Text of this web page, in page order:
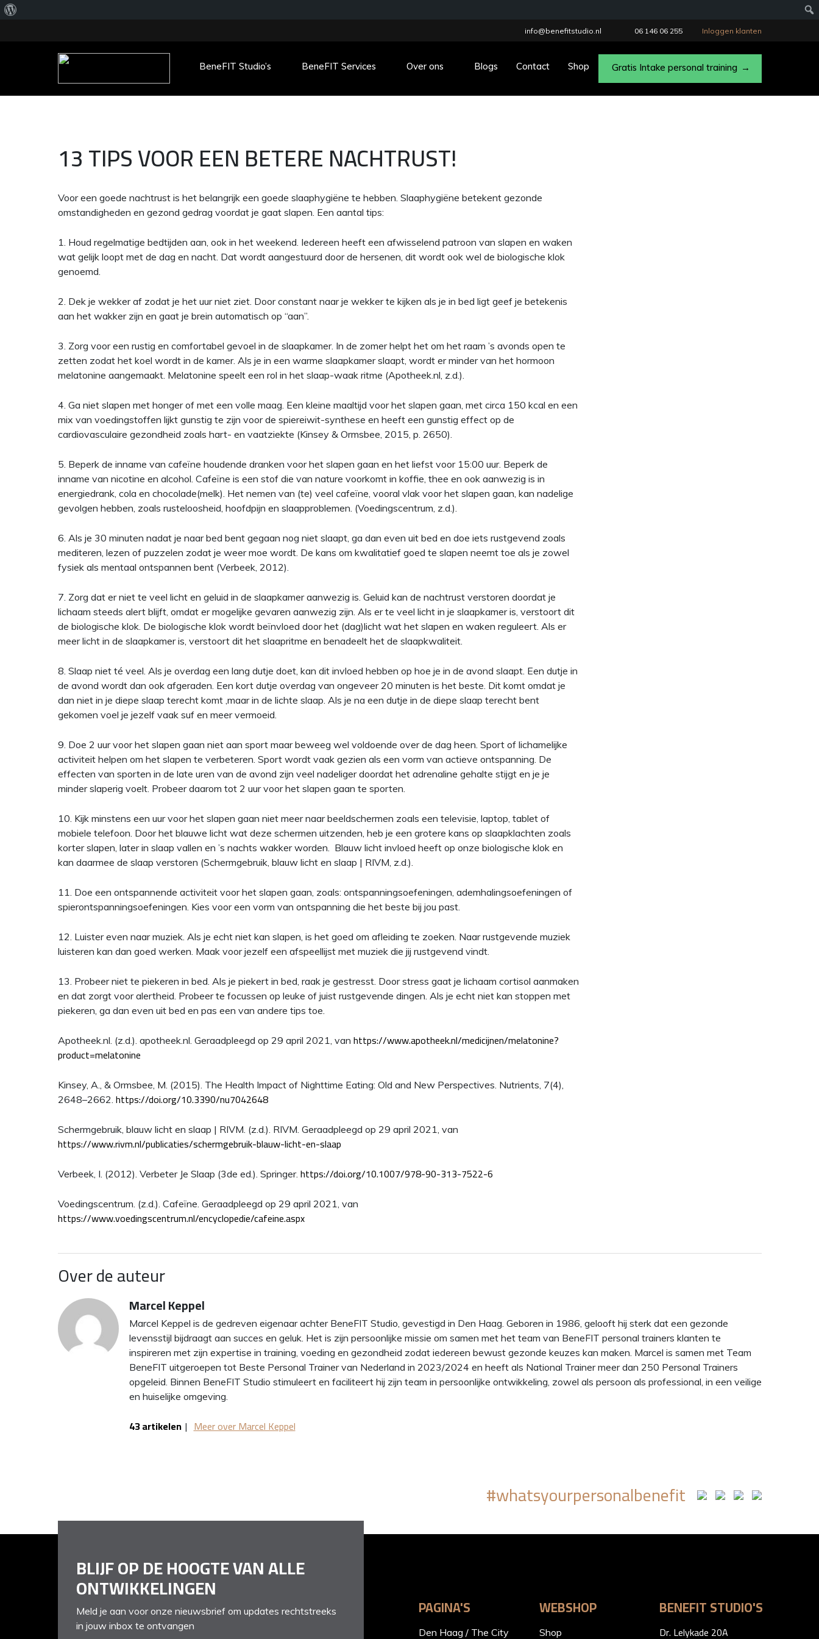
info@benefitstudio.nl 06 146 06 255 Inloggen klanten
Main Menu
BeneFIT Studio’s BeneFIT Services Over ons Blogs Contact Shop Gratis Intake personal training
13 TIPS VOOR EEN BETERE NACHTRUST!
Voor een goede nachtrust is het belangrijk een goede slaaphygiëne te hebben. Slaaphygiëne betekent gezonde
omstandigheden en gezond gedrag voordat je gaat slapen. Een aantal tips:
1. Houd regelmatige bedtijden aan, ook in het weekend. Iedereen heeft een afwisselend patroon van slapen en waken
wat gelijk loopt met de dag en nacht. Dat wordt aangestuurd door de hersenen, dit wordt ook wel de biologische klok
genoemd.
2. Dek je wekker af zodat je het uur niet ziet. Door constant naar je wekker te kijken als je in bed ligt geef je betekenis
aan het wakker zijn en gaat je brein automatisch op “aan”.
3. Zorg voor een rustig en comfortabel gevoel in de slaapkamer. In de zomer helpt het om het raam ’s avonds open te
zetten zodat het koel wordt in de kamer. Als je in een warme slaapkamer slaapt, wordt er minder van het hormoon
melatonine aangemaakt. Melatonine speelt een rol in het slaap-waak ritme (Apotheek.nl, z.d.).
4. Ga niet slapen met honger of met een volle maag. Een kleine maaltijd voor het slapen gaan, met circa 150 kcal en een
mix van voedingstoffen lijkt gunstig te zijn voor de spiereiwit-synthese en heeft een gunstig effect op de
cardiovasculaire gezondheid zoals hart- en vaatziekte (Kinsey & Ormsbee, 2015, p. 2650).
5. Beperk de inname van cafeïne houdende dranken voor het slapen gaan en het liefst voor 15:00 uur. Beperk de
inname van nicotine en alcohol. Cafeïne is een stof die van nature voorkomt in koffie, thee en ook aanwezig is in
energiedrank, cola en chocolade(melk). Het nemen van (te) veel cafeïne, vooral vlak voor het slapen gaan, kan nadelige
gevolgen hebben, zoals rusteloosheid, hoofdpijn en slaapproblemen. (Voedingscentrum, z.d.).
6. Als je 30 minuten nadat je naar bed bent gegaan nog niet slaapt, ga dan even uit bed en doe iets rustgevend zoals
mediteren, lezen of puzzelen zodat je weer moe wordt. De kans om kwalitatief goed te slapen neemt toe als je zowel
fysiek als mentaal ontspannen bent (Verbeek, 2012).
7. Zorg dat er niet te veel licht en geluid in de slaapkamer aanwezig is. Geluid kan de nachtrust verstoren doordat je
lichaam steeds alert blijft, omdat er mogelijke gevaren aanwezig zijn. Als er te veel licht in je slaapkamer is, verstoort dit
de biologische klok. De biologische klok wordt beïnvloed door het (dag)licht wat het slapen en waken reguleert. Als er
meer licht in de slaapkamer is, verstoort dit het slaapritme en benadeelt het de slaapkwaliteit.
8. Slaap niet té veel. Als je overdag een lang dutje doet, kan dit invloed hebben op hoe je in de avond slaapt. Een dutje in
de avond wordt dan ook afgeraden. Een kort dutje overdag van ongeveer 20 minuten is het beste. Dit komt omdat je
dan niet in je diepe slaap terecht komt ,maar in de lichte slaap. Als je na een dutje in de diepe slaap terecht bent
gekomen voel je jezelf vaak suf en meer vermoeid.
9. Doe 2 uur voor het slapen gaan niet aan sport maar beweeg wel voldoende over de dag heen. Sport of lichamelijke
activiteit helpen om het slapen te verbeteren. Sport wordt vaak gezien als een vorm van actieve ontspanning. De
effecten van sporten in de late uren van de avond zijn veel nadeliger doordat het adrenaline gehalte stijgt en je je
minder slaperig voelt. Probeer daarom tot 2 uur voor het slapen gaan te sporten.
10. Kijk minstens een uur voor het slapen gaan niet meer naar beeldschermen zoals een televisie, laptop, tablet of
mobiele telefoon. Door het blauwe licht wat deze schermen uitzenden, heb je een grotere kans op slaapklachten zoals
korter slapen, later in slaap vallen en ’s nachts wakker worden.
Blauw licht invloed heeft op onze biologische klok en
kan daarmee de slaap verstoren (Schermgebruik, blauw licht en slaap | RIVM, z.d.).
11. Doe een ontspannende activiteit voor het slapen gaan, zoals: ontspanningsoefeningen, ademhalingsoefeningen of
spierontspanningsoefeningen. Kies voor een vorm van ontspanning die het beste bij jou past.
12. Luister even naar muziek. Als je echt niet kan slapen, is het goed om afleiding te zoeken. Naar rustgevende muziek
luisteren kan dan goed werken. Maak voor jezelf een afspeellijst met muziek die jij rustgevend vindt.
13. Probeer niet te piekeren in bed. Als je piekert in bed, raak je gestresst. Door stress gaat je lichaam cortisol aanmaken
en dat zorgt voor alertheid. Probeer te focussen op leuke of juist rustgevende dingen. Als je echt niet kan stoppen met
piekeren, ga dan even uit bed en pas een van andere tips toe.
Apotheek.nl. (z.d.). apotheek.nl. Geraadpleegd op 29 april 2021, van https://www.apotheek.nl/medicijnen/melatonine?
product=melatonine
Kinsey, A., & Ormsbee, M. (2015). The Health Impact of Nighttime Eating: Old and New Perspectives. Nutrients, 7(4),
2648–2662. https://doi.org/10.3390/nu7042648
Schermgebruik, blauw licht en slaap | RIVM. (z.d.). RIVM. Geraadpleegd op 29 april 2021, van
https://www.rivm.nl/publicaties/schermgebruik-blauw-licht-en-slaap
Verbeek, I. (2012). Verbeter Je Slaap (3de ed.). Springer. https://doi.org/10.1007/978-90-313-7522-6
Voedingscentrum. (z.d.). Cafeïne. Geraadpleegd op 29 april 2021, van
https://www.voedingscentrum.nl/encyclopedie/cafeine.aspx
Over de auteur
Marcel Keppel
Marcel Keppel is de gedreven eigenaar achter BeneFIT Studio, gevestigd in Den Haag. Geboren in 1986, gelooft hij sterk dat een gezonde
levensstijl bijdraagt aan succes en geluk. Het is zijn persoonlijke missie om samen met het team van BeneFIT personal trainers klanten te
inspireren met zijn expertise in training, voeding en gezondheid zodat iedereen bewust gezonde keuzes kan maken. Marcel is samen met Team
BeneFIT uitgeroepen tot Beste Personal Trainer van Nederland in 2023/2024 en heeft als National Trainer meer dan 250 Personal Trainers
opgeleid. Binnen BeneFIT Studio stimuleert en faciliteert hij zijn team in persoonlijke ontwikkeling, zowel als persoon als professional, in een veilige
en huiselijke omgeving.
43 artikelen | Meer over Marcel Keppel
#whatsyourpersonalbenefit
BLIJF OP DE HOOGTE VAN ALLE
ONTWIKKELINGEN
Meld je aan voor onze nieuwsbrief om updates rechtstreeks
in jouw inbox te ontvangen
PAGINA'S
Den Haag / The City
WEBSHOP
Shop
BENEFIT STUDIO'S
Dr. Lelykade 20A